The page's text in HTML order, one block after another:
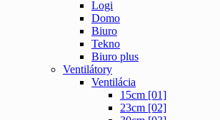
Logi
Domo
Biuro
Tekno
Biuro plus
Ventilátory
Ventilácia
15cm [01]
23cm [02]